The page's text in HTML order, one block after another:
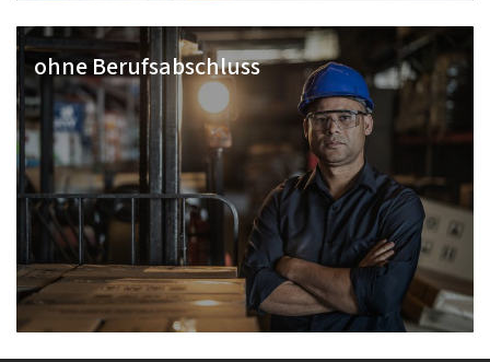
ohne Berufsabschluss